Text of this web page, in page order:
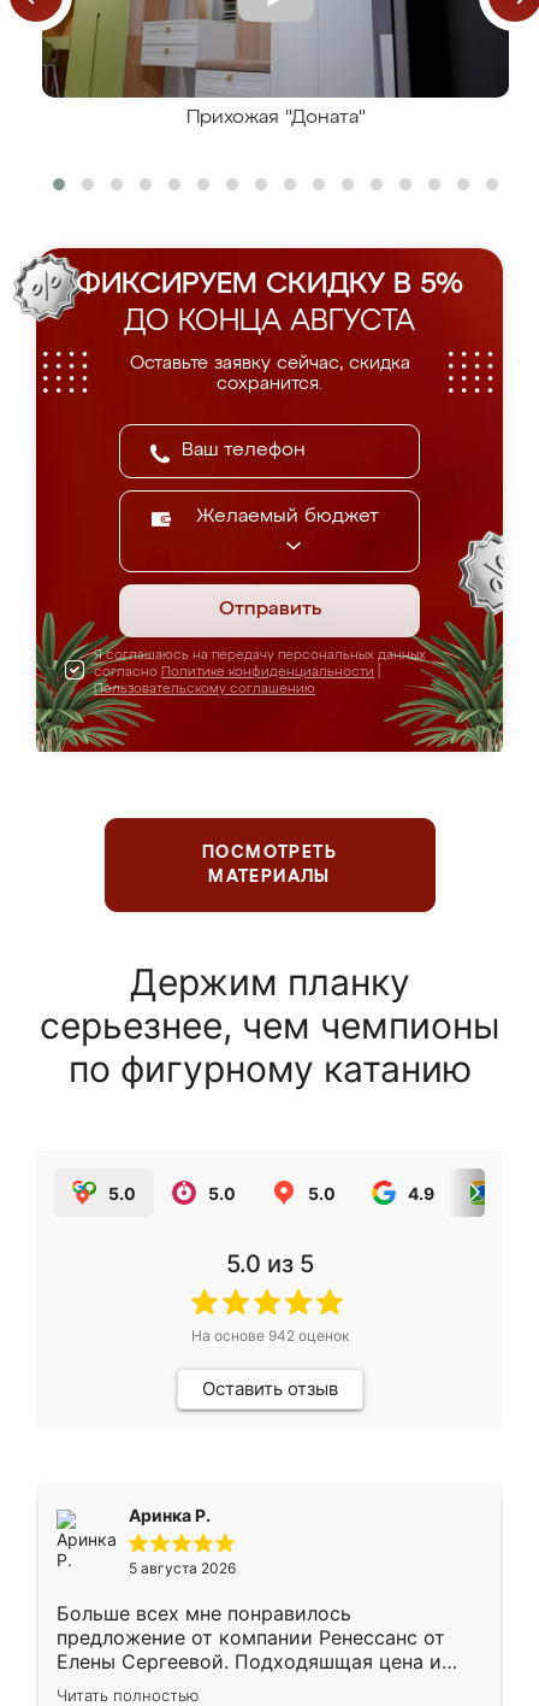
Прихожая "Доната"
ФИКСИРУЕМ СКИДКУ В 5%
ДО КОНЦА АВГУСТА
Оставьте заявку сейчас, скидка
сохранится.
Желаемый бюджет
Отправить
Я соглашаюсь на передачу персональных данных
согласно Политике конфиденциальности
Пользовательскому соглашению
ПОСМОТРЕТЬ
МАТЕРИАЛЫ
Держим планку
серьезнее, чем чемпионы
по фигурному катанию
5.0 5.0 5.0 4.9
5.0 из 5
На основе 942оценок
Оставить отзыв
Аринка Р.
5 августа 2026
Больше всех мне понравилось
предложение от компании Ренессанс от
Елены Сергеевой. Подходяшщая цена и
короткие сроки изготовления. Приехавший
Читать полностью